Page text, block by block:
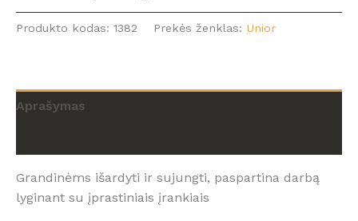
Produkto kodas: 1382 Prekės ženklas: Unior
Aprašymas
Grandinėms išardyti ir sujungti, paspartina darbą
lyginant su įprastiniais įrankiais